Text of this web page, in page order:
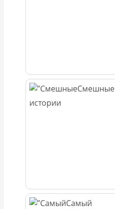
Смешные
истории
Самый